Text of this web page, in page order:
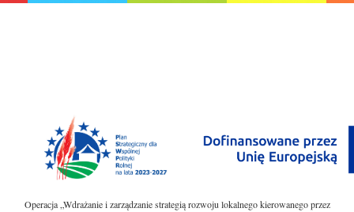
Operacja „Wdrażanie i zarządzanie strategią rozwoju lokalnego kierowanego przez